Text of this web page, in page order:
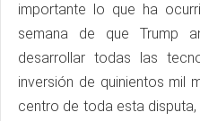
importante lo que ha
semana de que Trump
desarrollar todas las
inversión de quinientos mil
centro de toda esta